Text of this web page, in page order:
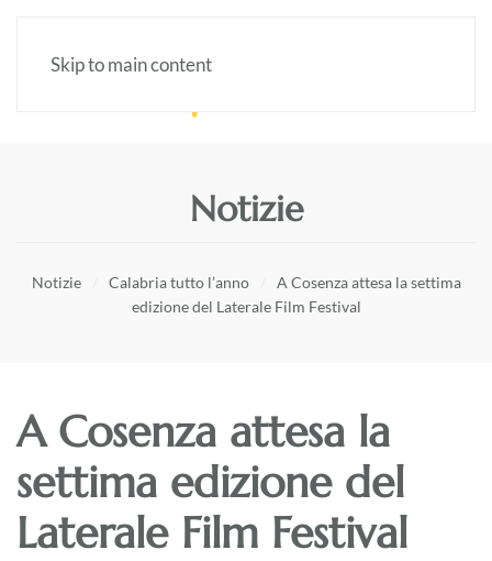
Skip to main content
Notizie
Notizie Calabria tutto l’anno
A Cosenza attesa la settima
edizione del Laterale Film Festival
A Cosenza attesa la
settima edizione del
Laterale Film Festival